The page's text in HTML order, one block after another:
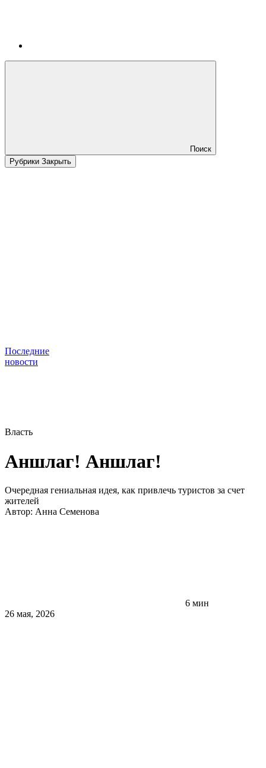
Поиск
Рубрики Закрыть
Последние
новости
Власть
Аншлаг! Аншлаг!
Очередная гениальная идея, как привлечь туристов за счет
жителей
Автор: Анна Семенова
6 мин
26 мая, 2026